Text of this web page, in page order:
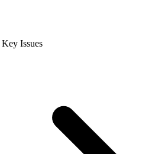
Key Issues